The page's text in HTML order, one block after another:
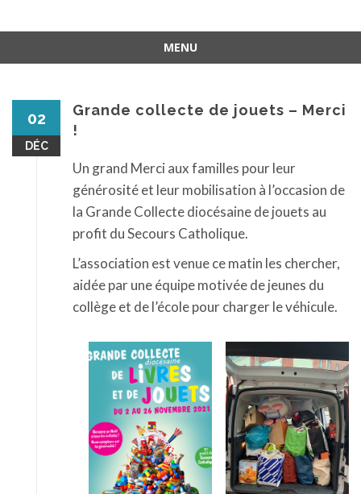
MENU
02
DÉC
Grande collecte de jouets – Merci
!
Un grand Merci aux familles pour leur
générosité et leur mobilisation à l’occasion de
la Grande Collecte diocésaine de jouets au
profit du Secours Catholique.
L’association est venue ce matin les chercher,
aidée par une équipe motivée de jeunes du
collège et de l’école pour charger le véhicule.